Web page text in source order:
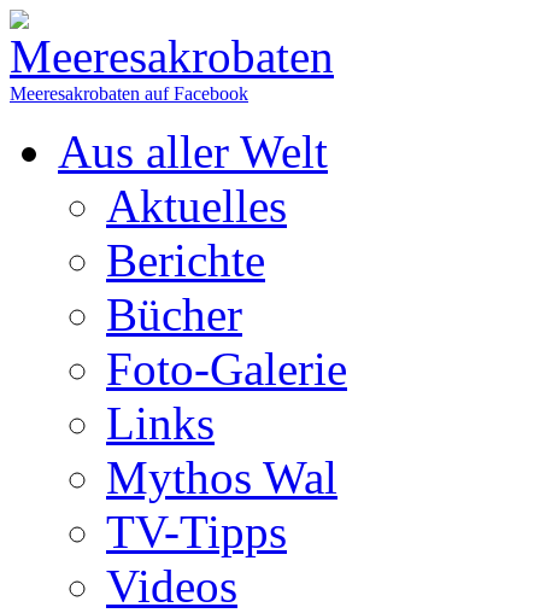
Meeresakrobaten auf Facebook
Aus aller Welt
Aktuelles
Berichte
Bücher
Foto-Galerie
Links
Mythos Wal
TV-Tipps
Videos